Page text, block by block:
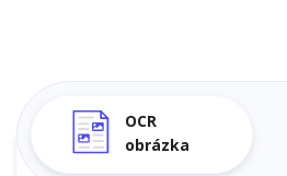
OCR
obrázka